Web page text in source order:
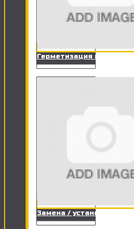
Герметизация ванны
Замена / установка